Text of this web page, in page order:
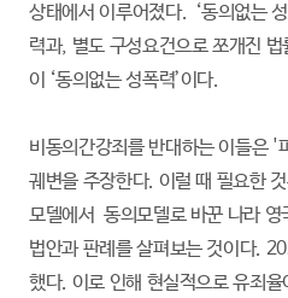
상태에서 이루어졌다. ‘동의없는
력과, 별도 구성요건으로 쪼개진
이 ‘동의없는 성폭력’이다.
비동의간강죄를 반대하는 이들은 '
궤변을 주장한다. 이럴 때 필요한
모델에서 동의모델로 바꾼 나라 영
법안과 판례를 살펴보는 것이다.
했다. 이로 인해 현실적으로 유죄